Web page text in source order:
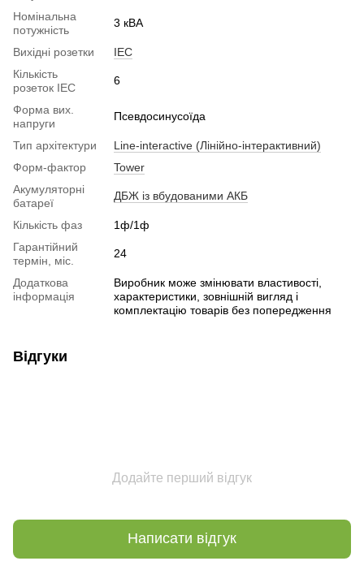
Номінальна
потужність
3 кВА
Вихідні розетки
IEC
Кількість
розеток IEC
6
Форма вих.
напруги
Псевдосинусоїда
Тип архітектури
Line-interactive (Лінійно-інтерактивний)
Форм-фактор
Tower
Акумуляторні
батареї
ДБЖ із вбудованими АКБ
Кількість фаз
1ф/1ф
Гарантійний
термін, міс.
24
Додаткова
інформація
Виробник може змінювати властивості,
характеристики, зовнішній вигляд і
комплектацію товарів без попередження
Відгуки
Додайте перший відгук
Написати відгук